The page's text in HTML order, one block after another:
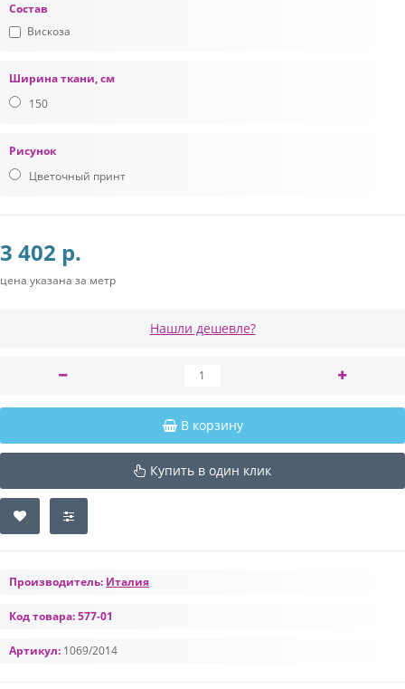
Состав
Вискоза
Ширина ткани, см
150
Рисунок
Цветочный принт
3 402 р.
цена указана за метр
Нашли дешевле?
В корзину
Купить в один клик
Производитель: Италия
Код товара:577-01
Артикул: 1069/2014